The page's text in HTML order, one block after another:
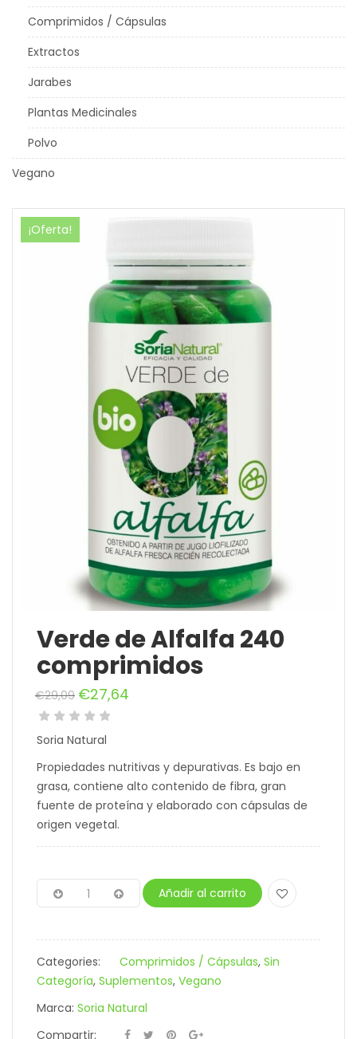
Comprimidos / Cápsulas
Extractos
Jarabes
Plantas Medicinales
Polvo
Vegano
¡Oferta!
Verde de Alfalfa 240
comprimidos
€29,09
El
original
era:
€29,09.
€27,64
El
actual
es:
€27,64.
Soria Natural
Propiedades nutritivas y depurativas. Es bajo en
grasa, contiene alto contenido de fibra, gran
fuente de proteína y elaborado con cápsulas de
origen vegetal.
Añadir al carrito
Categories: Comprimidos / Cápsulas, Sin
Categoría, Suplementos, Vegano
Marca: Soria Natural
Compartir: